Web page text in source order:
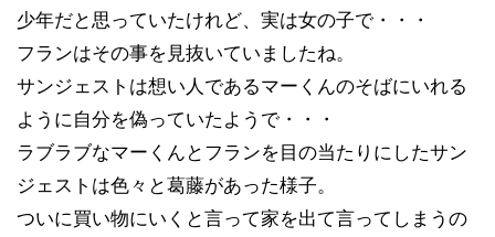
少年だと思っていたけれど、実は女の子で・・・
フランはその事を見抜いていましたね。
サンジェストは想い人であるマーくんのそばにいれる
ように自分を偽っていたようで・・・
ラブラブなマーくんとフランを目の当たりにしたサン
ジェストは色々と葛藤があった様子。
ついに買い物にいくと言って家を出て言ってしまうの